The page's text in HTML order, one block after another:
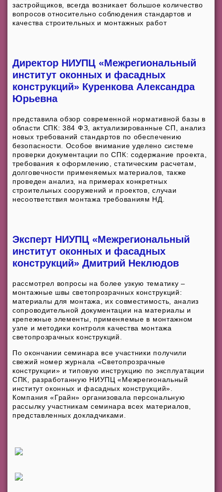
застройщиков, всегда возникает большое количество
вопросов относительно соблюдения стандартов и
качества строительных и монтажных работ
Директор НИУПЦ «Межрегиональный
институт оконных и фасадных
конструкций» Куренкова Александра
Юрьевна
представила обзор современной нормативной базы в
области СПК: 384 ФЗ, актуализированные СП, анализ
новых требований стандартов по обеспечению
безопасности. Особое внимание уделено системе
проверки документации по СПК: содержание проекта,
требования к оформлению, статическим расчетам,
долговечности применяемых материалов, также
проведен анализ, на примерах конкретных
строительных сооружений и проектов, случаи
несоответствия монтажа требованиям НД.
Эксперт НИУПЦ «Межрегиональный
институт оконных и фасадных
конструкций» Дмитрий Неклюдов
рассмотрел вопросы на более узкую тематику –
монтажные швы светопрозрачных конструкций:
материалы для монтажа, их совместимость, анализ
сопроводительной документации на материалы и
крепежные элементы, применяемые в монтажном
узле и методики контроля качества монтажа
светопрозрачных конструкций.
По окончании семинара все участники получили
свежий номер журнала «Светопрозрачные
конструкции» и типовую инструкцию по эксплуатации
СПК, разработанную НИУПЦ «Межрегиональный
институт оконных и фасадных конструкций».
Компания «Грайн» организовала персональную
рассылку участникам семинара всех материалов,
представленных докладчиками.